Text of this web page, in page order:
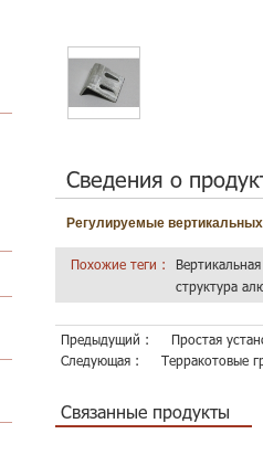
Сведения о
Регулируемые
Похожие теги :
структура
Предыдущий :
Простая
Следующая :
Терракотовые
Связанные продукты